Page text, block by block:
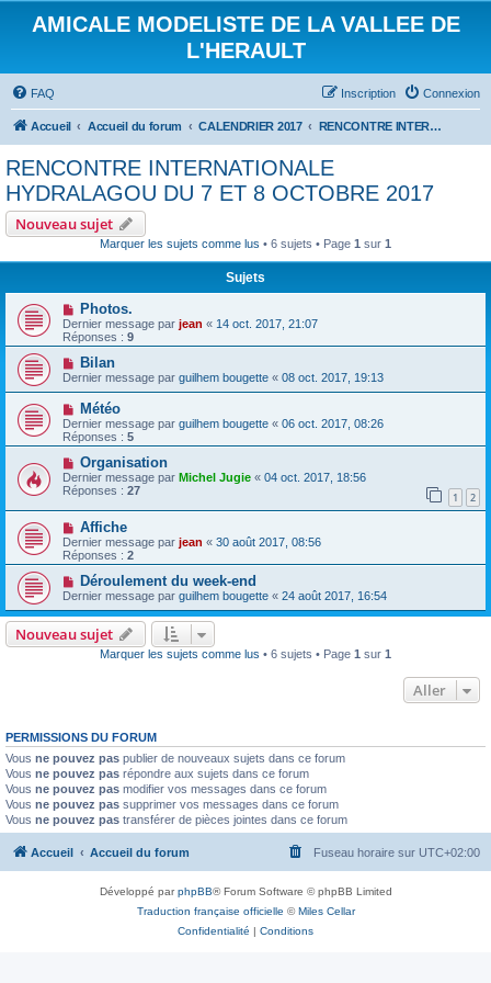
AMICALE MODELISTE DE LA VALLEE DE
L'HERAULT
FAQ Connexion
Inscription
Accueil Accueil du forum CALENDRIER 2017 RENCONTRE INTERNATIONALE HYDRALAGOU DU 7 ET 8 OCTOBRE 2017
RENCONTRE INTERNATIONALE
HYDRALAGOU DU 7 ET 8 OCTOBRE 2017
Nouveau sujet
Marquer les sujets comme lus • 6 sujets • Page 1 sur 1
Sujets
Photos.
Dernier message par jean « 14 oct. 2017, 21:07
Réponses : 9
Bilan
Dernier message par guilhem bougette « 08 oct. 2017, 19:13
Météo
Dernier message par guilhem bougette « 06 oct. 2017, 08:26
Réponses : 5
Organisation
Dernier message par Michel Jugie « 04 oct. 2017, 18:56
Réponses : 27 1 2
Affiche
Dernier message par jean « 30 août 2017, 08:56
Réponses : 2
Déroulement du week-end
Dernier message par guilhem bougette « 24 août 2017, 16:54
Nouveau sujet
Marquer les sujets comme lus • 6 sujets • Page 1 sur 1
Aller
PERMISSIONS DU FORUM
Vous ne pouvez pas publier de nouveaux sujets dans ce forum
Vous ne pouvez pas répondre aux sujets dans ce forum
Vous ne pouvez pas modifier vos messages dans ce forum
Vous ne pouvez pas supprimer vos messages dans ce forum
Vous ne pouvez pas transférer de pièces jointes dans ce forum
Accueil Accueil du forum Fuseau horaire sur UTC+02:00
Développé parphpBB® Forum Software © phpBB Limited
Traduction française officielle ©Miles Cellar
Confidentialité | Conditions